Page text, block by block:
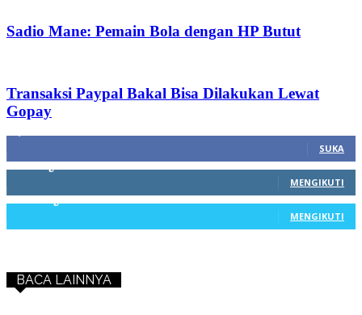
Sadio Mane: Pemain Bola dengan HP Butut
Transaksi Paypal Bakal Bisa Dilakukan Lewat
Gopay
SUKA
MENGIKUTI
MENGIKUTI
BACA LAINNYA